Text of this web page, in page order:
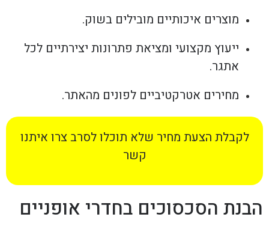
מוצרים איכותיים מובילים בשוק.
ייעוץ מקצועי ומציאת פתרונות יצירתיים לכל
אתגר.
מחירים אטרקטיביים לפונים מהאתר.
לקבלת הצעת מחיר שלא תוכלו לסרב צרו איתנו
קשר
הבנת הסכסוכים בחדרי אופניים